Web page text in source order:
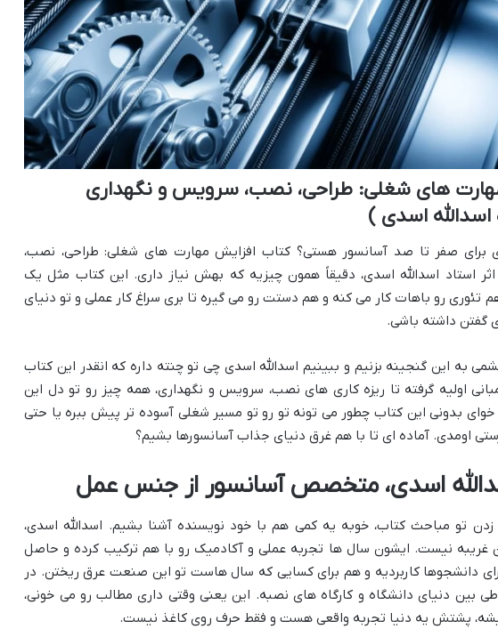
های شغلی: طراحی، نصب، سرویس و نگهداری
اسدی )
برای صفر تا صد آسانسور هستی؟ کتاب افزایش مهارت های شغلی: طراحی، نصب،
استاد اسدالله اسدی، دقیقاً همون چیزیه که بهش نیاز داری. این کتاب مثل یک
تئوری رو باهات کار می کنه و هم دستت رو می گیره تا بری سراغ کار عملی و تو دنیای
گفتن داشته باشی.
به این گنجینه بزنیم و ببینیم اسدالله اسدی چی تو چنته داره که انقدر این کتاب
اولیه گرفته تا ریزه کاری های نصب، سرویس و نگهداری، همه چیز رو تو دل این
بدونی این کتاب چطور می تونه تو رو تو مسیر شغلی آسوده تر پیش ببره یا حتی
اومدی. آماده ای تا با هم غرق دنیای جذاب آسانسورها بشیم؟
اسدی، متخصص آسانسور از جنس عمل
زدن تو مباحث کتاب، خوبه یه کمی هم با خود نویسنده آشنا بشیم. اسدالله اسدی،
نیست. ایشون سال ها تجربه عملی و آکادمیک رو با هم ترکیب کرده و حاصل
دانشجوها کاربردیه و هم برای کسایی که سال هاست تو این صنعت عرق ریختن. در
بین دنیای دانشگاه و کارگاه های نصبه. این یعنی وقتی داری مطالب رو می خونی،
پشتش یه دنیا تجربه واقعی هست و فقط حرف روی کاغذ نیست.